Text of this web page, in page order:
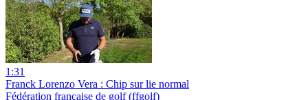
1:31
Franck Lorenzo Vera : Chip sur lie normal
Fédération française de golf (ffgolf)